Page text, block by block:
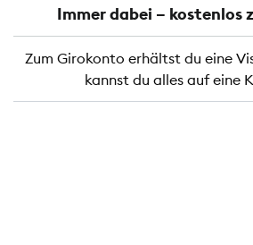
Immer dabei – kostenlos
Zum Girokonto erhältst du eine
kannst du alles auf eine